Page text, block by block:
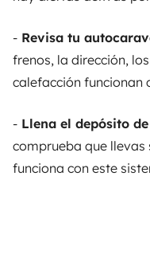
- Revisa tu
frenos, la dirección,
calefacción funcionan
- Llena el depósito
comprueba que llevas
funciona con este